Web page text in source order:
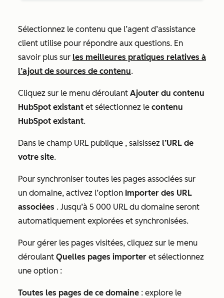
Sélectionnez le contenu que l’agent d’assistance
client utilise pour répondre aux questions. En
savoir plus sur les meilleures pratiques relatives à
l’ajout de sources de contenu.
Cliquez sur le menu déroulant Ajouter du contenu
HubSpot existant et sélectionnez le contenu
HubSpot existant.
Dans le champ URL publique , saisissez l’URL de
votre site.
Pour synchroniser toutes les pages associées sur
un domaine, activez l’option Importer des URL
associées . Jusqu’à 5 000 URL du domaine seront
automatiquement explorées et synchronisées.
Pour gérer les pages visitées, cliquez sur le menu
déroulant Quelles pages importer et sélectionnez
une option :
Toutes les pages de ce domaine : explore le